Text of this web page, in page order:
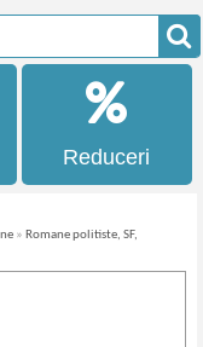
Reduceri
» Romane politiste, SF,